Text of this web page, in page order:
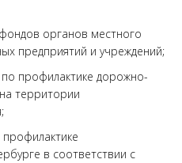
органов местного
предприятий и учреждений;
профилактике дорожно-
территории
профилактике
в соответствии с